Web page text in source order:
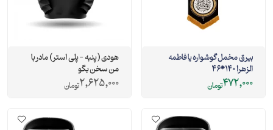
بیرق مخمل گوشواره یا فاطمه
الزهرا 140*46
472,000تومان
هودی ( پنبه - پلی استر ) مادر با
من سخن بگو
2,625,000تومان